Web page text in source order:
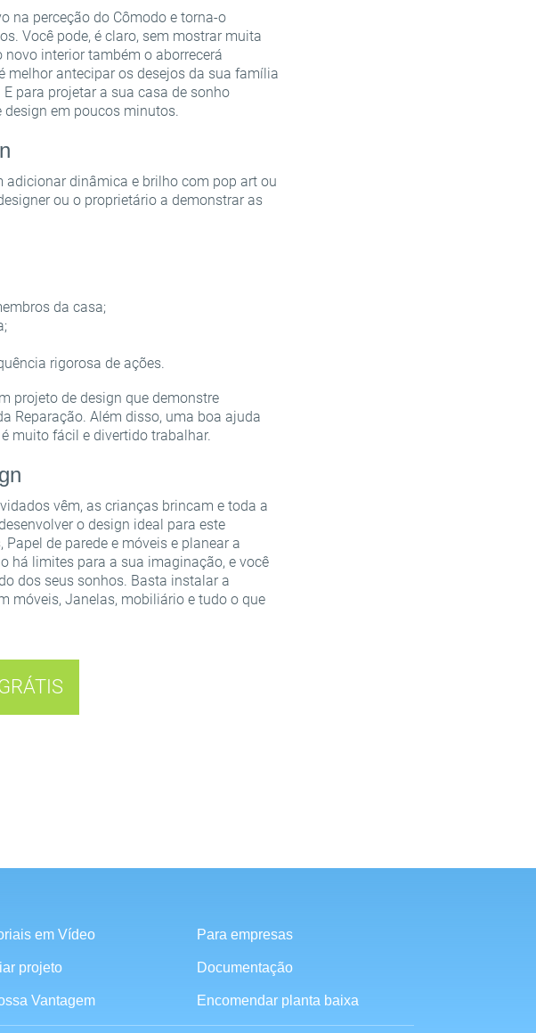
ajuda
em breve.
sua conta
para seu e-mail.
na perceção do Cômodo e torna-o
Você pode, é claro, sem mostrar muita
interior também o aborrecerá
melhor antecipar os desejos da sua família
para projetar a sua casa de sonho
em poucos minutos.
adicionar dinâmica e brilho com pop art ou
ou o proprietário a demonstrar as
da casa;
rigorosa de ações.
projeto de design que demonstre
Reparação. Além disso, uma boa ajuda
muito fácil e divertido trabalhar.
vêm, as crianças brincam e toda a
o design ideal para este
de parede e móveis e planear a
há limites para a sua imaginação, e você
dos seus sonhos. Basta instalar a
móveis, Janelas, mobiliário e tudo o que
em Vídeo
Para empresas
projeto
Documentação
Vantagem Encomendar planta baixa